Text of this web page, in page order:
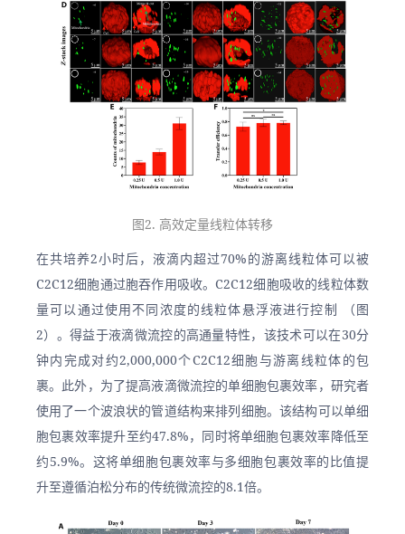
图2. 高效定量线粒体转移
在共培养2小时后，液滴内超过70%的游离线粒体可以被
C2C12细胞通过胞吞作用吸收。C2C12细胞吸收的线粒体数
量可以通过使用不同浓度的线粒体悬浮液进行控制 （图
2）。得益于液滴微流控的高通量特性，该技术可以在30分
钟内完成对约2,000,000个C2C12细胞与游离线粒体的包
裹。此外，为了提高液滴微流控的单细胞包裹效率，研究者
使用了一个波浪状的管道结构来排列细胞。该结构可以单细
胞包裹效率提升至约47.8%，同时将单细胞包裹效率降低至
约5.9%。这将单细胞包裹效率与多细胞包裹效率的比值提
升至遵循泊松分布的传统微流控的8.1倍。